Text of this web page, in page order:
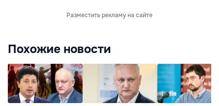
Разместить рекламу на сайте
Похожие новости